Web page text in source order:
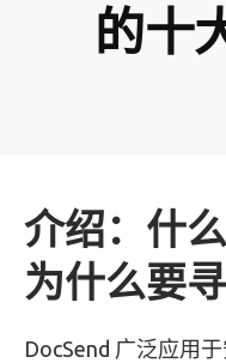
的十
介绍：什
为什么要
DocSend 广泛应用